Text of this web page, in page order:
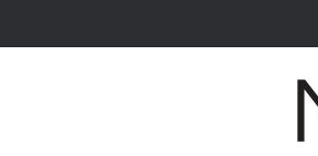
adultas mayores en Cancún